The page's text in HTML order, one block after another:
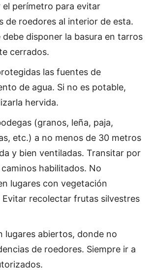
el perímetro para evitar
de roedores al interior de esta.
debe disponer la basura en tarros
cerrados.
las fuentes de
de agua. Si no es potable,
hervida.
(granos, leña, paja,
etc.) a no menos de 30 metros
y bien ventiladas. Transitar por
habilitados. No
lugares con vegetación
Evitar recolectar frutas silvestres
lugares abiertos, donde no
de roedores. Siempre ir a